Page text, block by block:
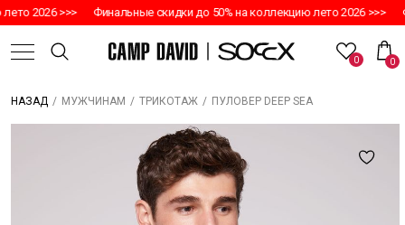
2026 >>> Финальные скидки до 50% на коллекцию лето 2026 >>>
0 0
НАЗАД / МУЖЧИНАМ / ТРИКОТАЖ / ПУЛОВЕР DEEP SEA